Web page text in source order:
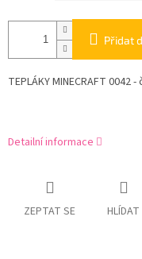
Přidat
TEPLÁKY MINECRAFT 0042
Detailní informace
ZEPTAT SE HLÍDAT